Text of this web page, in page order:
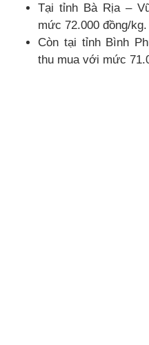
Tại tỉnh Bà Rịa –
mức 72.000 đồng/kg.
Còn tại tỉnh Bình
thu mua với mức